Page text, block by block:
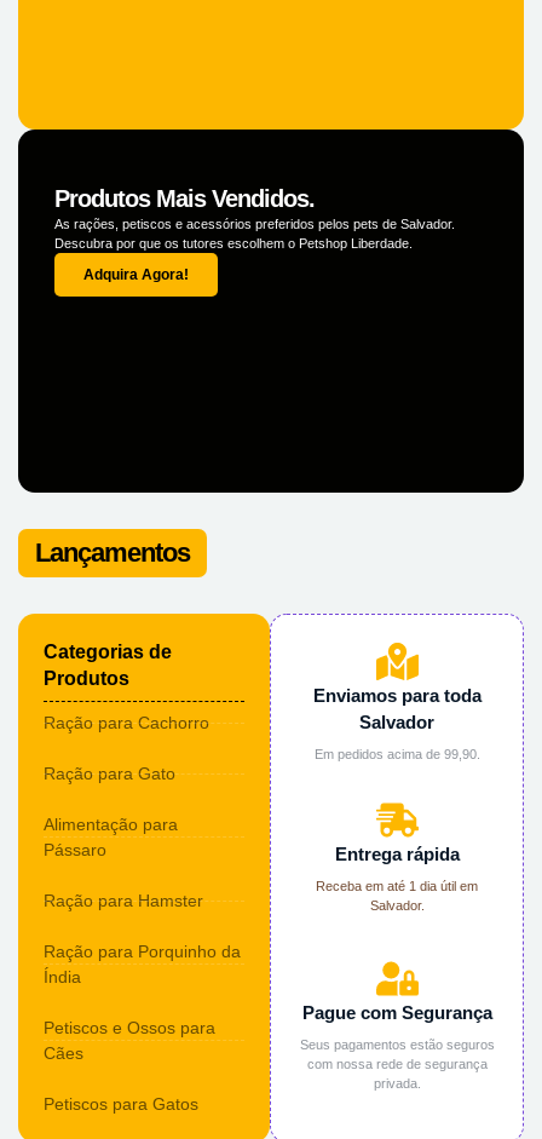
Produtos Mais Vendidos.
As rações, petiscos e acessórios preferidos pelos pets de Salvador.
Descubra por que os tutores escolhem o Petshop Liberdade.
Adquira Agora!
Categorias de
Produtos
Ração para Cachorro
Ração para Gato
Alimentação para
Pássaro
Ração para Hamster
Ração para Porquinho da
Índia
Petiscos e Ossos para
Cães
Petiscos para Gatos
Enviamos para toda
Salvador
Em pedidos acima de 99,90.
Entrega rápida
Receba em até 1 dia útil em
Salvador.
Pague com Segurança
Seus pagamentos estão seguros
com nossa rede de segurança
privada.
Lançamentos